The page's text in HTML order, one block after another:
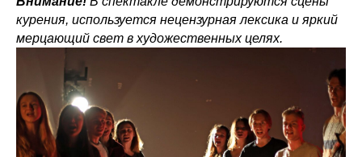
курения, используется нецензурная лексика и яркий
мерцающий свет в художественных целях.